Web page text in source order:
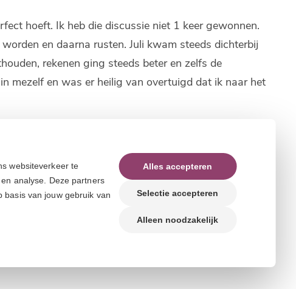
websiteverkeer te
analyse. Deze partners
basis van jouw gebruik van
Alles accepteren
Selectie accepteren
Alleen noodzakelijk
hoeft. Ik heb die discussie niet 1 keer gewonnen.
en daarna rusten. Juli kwam steeds dichterbij
rekenen ging steeds beter en zelfs de
mezelf en was er heilig van overtuigd dat ik naar het
gaat je zo ontzettend helpen. Ik ben na een jaar
en daar ben ik ze ontzettend dankbaar voor.